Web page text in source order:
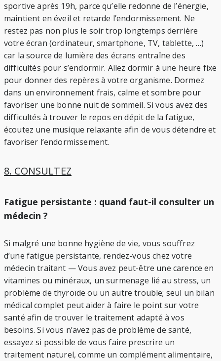
sportive après 19h, parce qu’elle redonne de l’énergie,
maintient en éveil et retarde l’endormissement. Ne
restez pas non plus le soir trop longtemps derrière
votre écran (ordinateur, smartphone, TV, tablette, …)
car la source de lumière des écrans entraîne des
difficultés pour s’endormir. Allez dormir à une heure fixe
pour donner des repères à votre organisme. Dormez
dans un environnement frais, calme et sombre pour
favoriser une bonne nuit de sommeil. Si vous avez des
difficultés à trouver le repos en dépit de la fatigue,
écoutez une musique relaxante afin de vous détendre et
favoriser l’endormissement.
8. CONSULTEZ
Fatigue persistante : quand faut-il consulter un
médecin ?
Si malgré une bonne hygiène de vie, vous souffrez
d’une fatigue persistante, rendez-vous chez votre
médecin traitant — Vous avez peut-être une carence en
vitamines ou minéraux, un surmenage lié au stress, un
problème de thyroïde ou un autre trouble; seul un bilan
médical complet peut aider à faire le point sur votre
santé afin de trouver le traitement adapté à vos
besoins. Si vous n’avez pas de problème de santé,
essayez si possible de vous faire prescrire un
traitement naturel, comme un complément alimentaire,